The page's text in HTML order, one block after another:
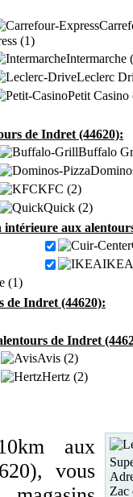
(1)
Intermarche
Leclerc
Petit Casino
de Indret (44620):
Buffalo
KFC (2)
Quick (2)
intérieure aux
(1)
de Indret (44620):
de Indret
Avis (2)
Hertz (2)
aux
vous
Zac